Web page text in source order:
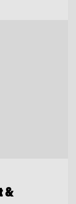
&